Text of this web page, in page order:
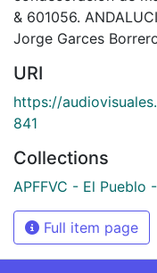
& 601056.
Jorge Garces
URI
https://
841
Collections
APFFVC - El Pueblo
Full item page